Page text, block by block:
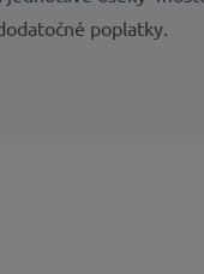
poplatky.